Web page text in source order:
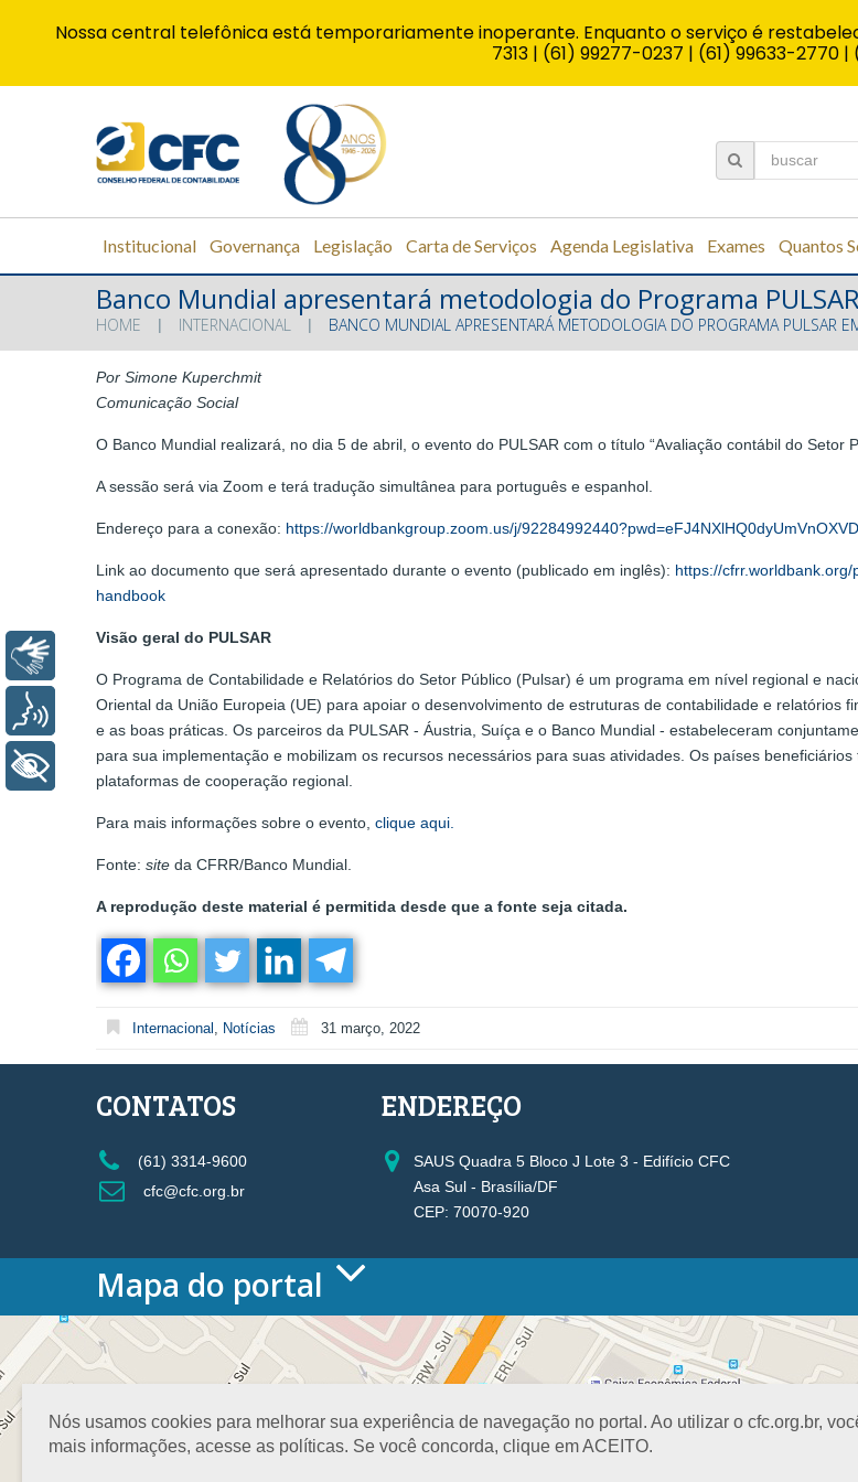
Institucional Governança Legislação Carta de Serviços Agenda Legislativa Exames Quantos
Banco Mundial apresentará metodologia do Programa
HOME INTERNACIONAL BANCO MUNDIAL APRESENTARÁ METODOLOGIA DO PROGRAMA PULSAR
Por Simone Kuperchmit
Comunicação Social
O Banco Mundial realizará, no dia 5 de abril, o evento do PULSAR com o título “Avaliação contábil do
A sessão será via Zoom e terá tradução simultânea para português e espanhol.
Endereço para a conexão: https://worldbankgroup.zoom.us/j/
Link ao documento que será apresentado durante o evento (publicado em inglês): https://
handbook
Visão geral do PULSAR
O Programa de Contabilidade e Relatórios do Setor Público (Pulsar) é um programa em nível regional e
Oriental da União Europeia (UE) para apoiar o desenvolvimento de estruturas de contabilidade e relatórios
e as boas práticas. Os parceiros da PULSAR - Áustria, Suíça e o Banco Mundial - estabeleceram
para sua implementação e mobilizam os recursos necessários para suas atividades. Os países
plataformas de cooperação regional.
Para mais informações sobre o evento, clique aqui.
Fonte: site da CFRR/Banco Mundial.
A reprodução deste material é permitida desde que a fonte seja citada.
Internacional , Notícias 31 março, 2022
Nós usamos cookies para melhorar sua experiência de navegação no portal. Ao utilizar o cfc.org.br,
mais informações, acesse as políticas. Se você concorda, clique em ACEITO.
CONTATOS
(61) 3314-9600
cfc@cfc.org.br
ENDEREÇO
SAUS Quadra 5 Bloco J Lote 3 - Edifício CFC
Asa Sul - Brasília/DF
CEP: 70070-920
Mapa do portal
HOME
O CONSELHO
Conselho Diretor
Planejamento
Organograma
VICE-PRESIDÊNCIAS
Administrativa
Controle Interno
Governança e Gestão Estratégica
Fiscalização, Ética e Disciplina
Nossa central telefônica está temporariamente inoperante. Enquanto o serviço é
7313 | (61) 99277-0237 | (61) 99633-2770 |
Voz
+ Acessibilidade